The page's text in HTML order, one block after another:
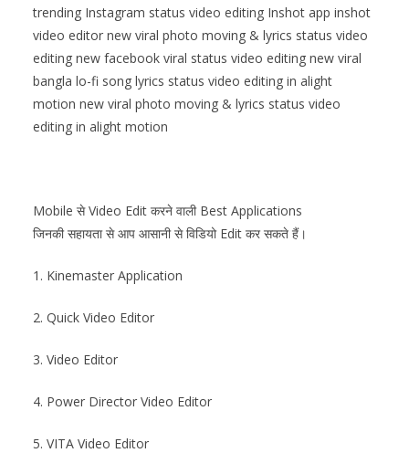
trending Instagram status video editing Inshot app inshot
video editor new viral photo moving & lyrics status video
editing new facebook viral status video editing new viral
bangla lo-fi song lyrics status video editing in alight
motion new viral photo moving & lyrics status video
editing in alight motion
Mobile से Video Edit करने वाली Best Applications
जिनकी सहायता से आप आसानी से विडियो Edit कर सकते हैं।
1. Kinemaster Application
2. Quick Video Editor
3. Video Editor
4. Power Director Video Editor
5. VITA Video Editor